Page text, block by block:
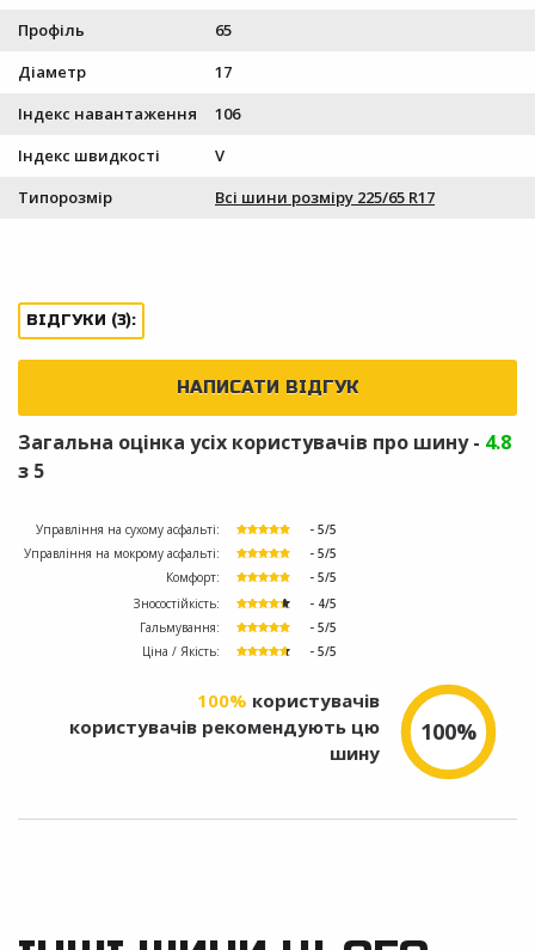
Профіль
65
Діаметр
17
Індекс навантаження
106
Індекс швидкості
V
Типорозмір
Всі шини розміру 225/65 R17
ВІДГУКИ (3):
НАПИСАТИ ВІДГУК
Загальна оцінка усіх користувачів про шину - 4.8
з 5
Управління на сухому асфальті:
- 5/5
Управління на мокрому асфальті:
- 5/5
Комфорт:
- 5/5
Зносостійкість:
- 4/5
Гальмування:
- 5/5
Ціна / Якість:
- 5/5
100%
100% користувачів
користувачів рекомендують цю
шину